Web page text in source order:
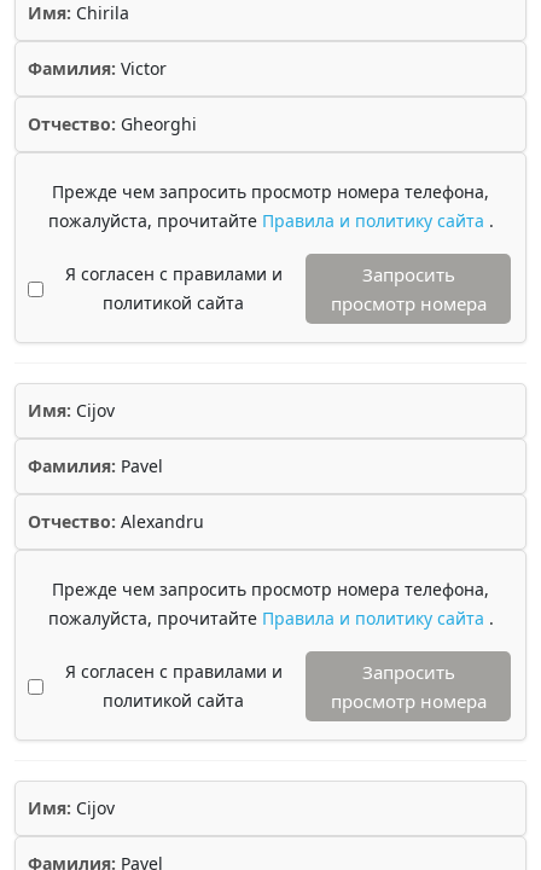
Имя: Chirila
Фамилия: Victor
Отчество: Gheorghi
Прежде чем запросить просмотр номера телефона,
пожалуйста, прочитайте Правила и политику сайта .
Я согласен с правилами и
политикой сайта
Запросить
просмотр номера
Имя: Cijov
Фамилия: Pavel
Отчество: Alexandru
Прежде чем запросить просмотр номера телефона,
пожалуйста, прочитайте Правила и политику сайта .
Я согласен с правилами и
политикой сайта
Запросить
просмотр номера
Имя: Cijov
Фамилия: Pavel